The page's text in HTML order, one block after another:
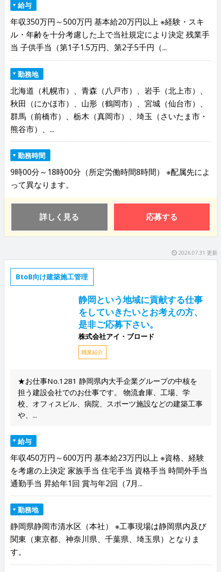
給与
年収350万円～500万円 基本給20万円以上 ※経験・スキ
ル・年齢を十分考慮した上で当社規定により決定 残業手
当 子供手当（第1子1.5万円、第2子5千円（...
勤務地
北海道（札幌市）、青森（八戸市）、岩手（北上市）、
秋田（にかほ市）、山形（鶴岡市）、宮城（仙台市）、
群馬（前橋市）、栃木（真岡市）、埼玉（さいたま市・
熊谷市）、...
勤務時間
9時00分～18時00分（所定労働時間8時間） ※配属先によ
って異なります。
詳しく見る 応募する
2026.07.31 更新
BtoB向け建築施工管理
静岡という地域に貢献する仕事
をしていきたいとお考えの方、
是非ご応募下さい。
株式会社アイ・ブロード
職業紹介
★お仕事No.1281 静岡県内大手企業グループの中核を
担う建設会社でのお仕事です。 物流倉庫、工場、学
校、オフィスビル、病院、スポーツ施設などの建築工事
や、...
給与
年収450万円～600万円 基本給23万円以上 ※資格、経験
を考慮の上決定 家族手当 住宅手当 資格手当 時間外手当
通勤手当 昇給年1回 賞与年2回（7月...
勤務地
静岡県静岡市清水区（本社） ※工事現場は静岡県内及び
関東（東京都、神奈川県、千葉県、埼玉県）となりま
す。